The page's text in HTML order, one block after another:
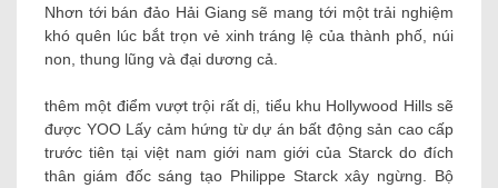
Nhơn tới bán đảo Hải Giang sẽ mang tới một trải nghiệm
khó quên lúc bắt trọn vẻ xinh tráng lệ của thành phố, núi
non, thung lũng và đại dương cả.
thêm một điểm vượt trội rất dị, tiểu khu Hollywood Hills sẽ
được YOO Lấy cảm hứng từ dự án bất động sản cao cấp
trước tiên tại việt nam giới nam giới của Starck do đích
thân giám đốc sáng tạo Philippe Starck xây ngừng. Bộ